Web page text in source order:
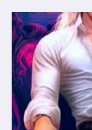
ФОРТУНА
—
СИАЛАНА